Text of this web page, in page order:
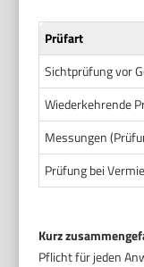
Prüfart
Sichtprüfung vor
Wiederkehrende
Messungen
Prüfung bei
Kurz
Pflicht für jeden